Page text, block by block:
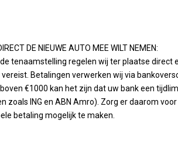
DE NIEUWE AUTO MEE WILT NEMEN:
tenaamstelling regelen wij ter plaatse direct
Betalingen verwerken wij via
€1000 kan het zijn dat uw bank een
zoals ING en ABN Amro). Zorg er daarom
betaling mogelijk te maken.